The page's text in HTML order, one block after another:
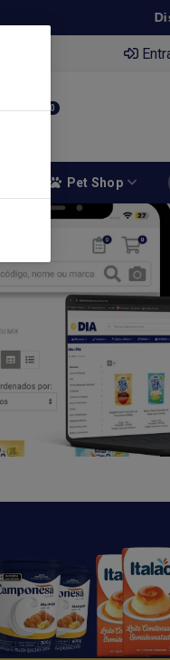
Distribuidora há 22
0
Pet Shop